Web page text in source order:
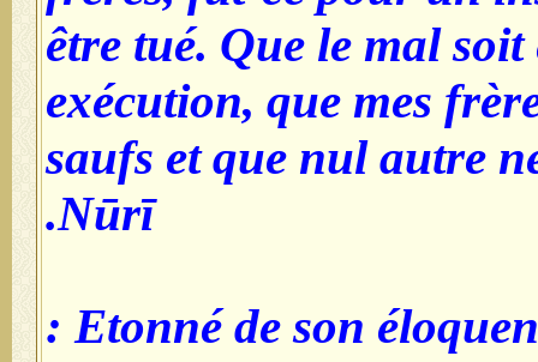
être tué. Que le mal
exécution, que mes
saufs et que nul autre
Nūrī.
Etonné de son